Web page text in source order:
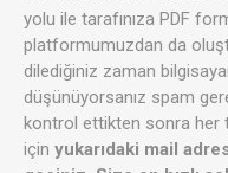
yolu ile tarafınıza PDF
platformumuzdan da
dilediğiniz zaman
düşünüyorsanız spam
kontrol ettikten sonra her
için yukarıdaki mail